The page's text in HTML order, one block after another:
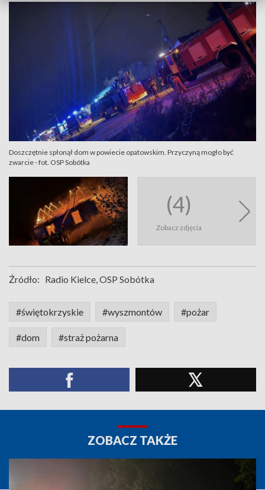
Doszczętnie spłonął dom w powiecie opatowskim. Przyczyną mogło być
zwarcie - fot. OSP Sobótka
(4)
Zobacz zdjęcia
Źródło: Radio Kielce, OSP Sobótka
#świętokrzyskie #wyszmontów #pożar
#dom #straż pożarna
ZOBACZ TAKŻE